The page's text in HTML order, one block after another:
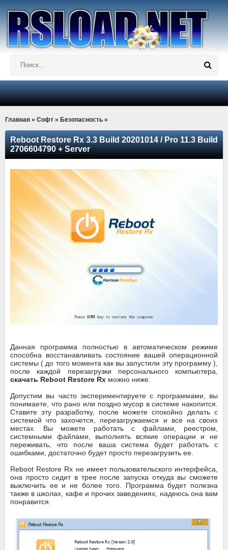
Главная » Софт » Безопасность »
Reboot Restore Rx 3.3 Build 20201014 / Pro 11.3 Build
2706604790 + Server
Данная программа полностью в автоматическом режиме
способна восстанавливать состояние вашей операционной
системы ( до того момента как вы запустили эту программу ),
после каждой перезагрузки персонального компьютера,
скачать Reboot Restore Rx можно ниже.
Допустим вы часто экспериментируете с программами, вы
понимаете, что рано или поздно мусор в системе накопится.
Ставите эту разработку, после можете спокойно делать с
системой что захочется, перезагружаемся и все на своих
местах. Вы можете работать с файлами, реестром,
системными файлами, выполнять всякие операции и не
переживать, что после ваша система будет работать с
ошибками, достаточно будет просто перезагрузить ее.
Reboot Restore Rx не имеет пользовательского интерфейса,
она просто сидит в трее после запуска откуда вы сможете
выключить ее и не более того. Программа будет полезна
также в школах, кафе и прочих заведениях, надеюсь она вам
понравится.